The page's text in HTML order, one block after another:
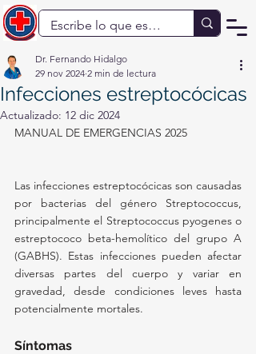
Infecciones estreptocócicas
Dr. Fernando Hidalgo
29 nov 2024 2 min de lectura
Actualizado: 12 dic 2024
MANUAL DE EMERGENCIAS 2025
Las infecciones estreptocócicas son causadas
por bacterias del género Streptococcus,
principalmente el Streptococcus pyogenes o
estreptococo beta-hemolítico del grupo A
(GABHS). Estas infecciones pueden afectar
diversas partes del cuerpo y variar en
gravedad, desde condiciones leves hasta
potencialmente mortales.
Síntomas